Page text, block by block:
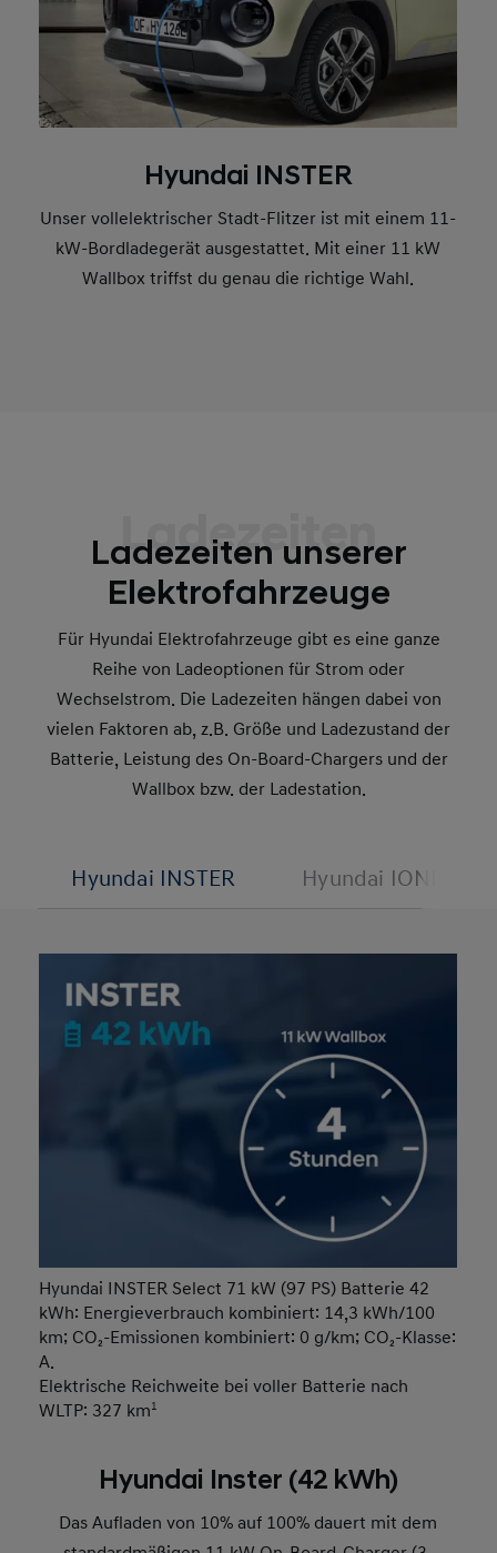
Hyundai INSTER
Unser vollelektrischer Stadt-Flitzer ist mit einem 11-
kW-Bordladegerät ausgestattet. Mit einer 11 kW
Wallbox triffst du genau die richtige Wahl.
Ladezeiten
Ladezeiten unserer
Elektrofahrzeuge
Für Hyundai Elektrofahrzeuge gibt es eine ganze
Reihe von Ladeoptionen für Strom oder
Wechselstrom. Die Ladezeiten hängen dabei von
vielen Faktoren ab, z.B. Größe und Ladezustand der
Batterie, Leistung des On-Board-Chargers und der
Wallbox bzw. der Ladestation.
Hyundai INSTER Hyundai IONIQ 5
Hyundai INSTER Select 71 kW (97 PS) Batterie 42
kWh: Energieverbrauch kombiniert: 14,3 kWh/100
km; CO₂-Emissionen kombiniert: 0 g/km; CO₂-Klasse:
A.
Elektrische Reichweite bei voller Batterie nach
WLTP: 327 km1
Hyundai Inster (42 kWh)
Das Aufladen von 10% auf 100% dauert mit dem